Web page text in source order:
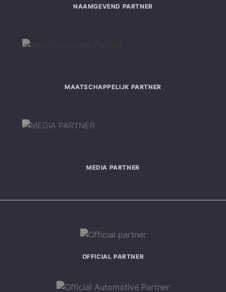
NAAMGEVEND PARTNER
MAATSCHAPPELIJK PARTNER
MEDIA PARTNER
OFFICIAL PARTNER